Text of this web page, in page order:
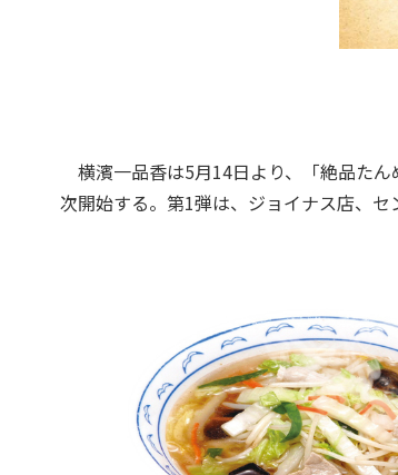
横濱一品香は5月14日より、「絶品た
次開始する。第1弾は、ジョイナス店、